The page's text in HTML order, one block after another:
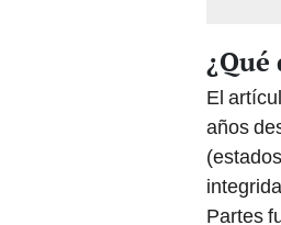
años
Partes
PUEDES